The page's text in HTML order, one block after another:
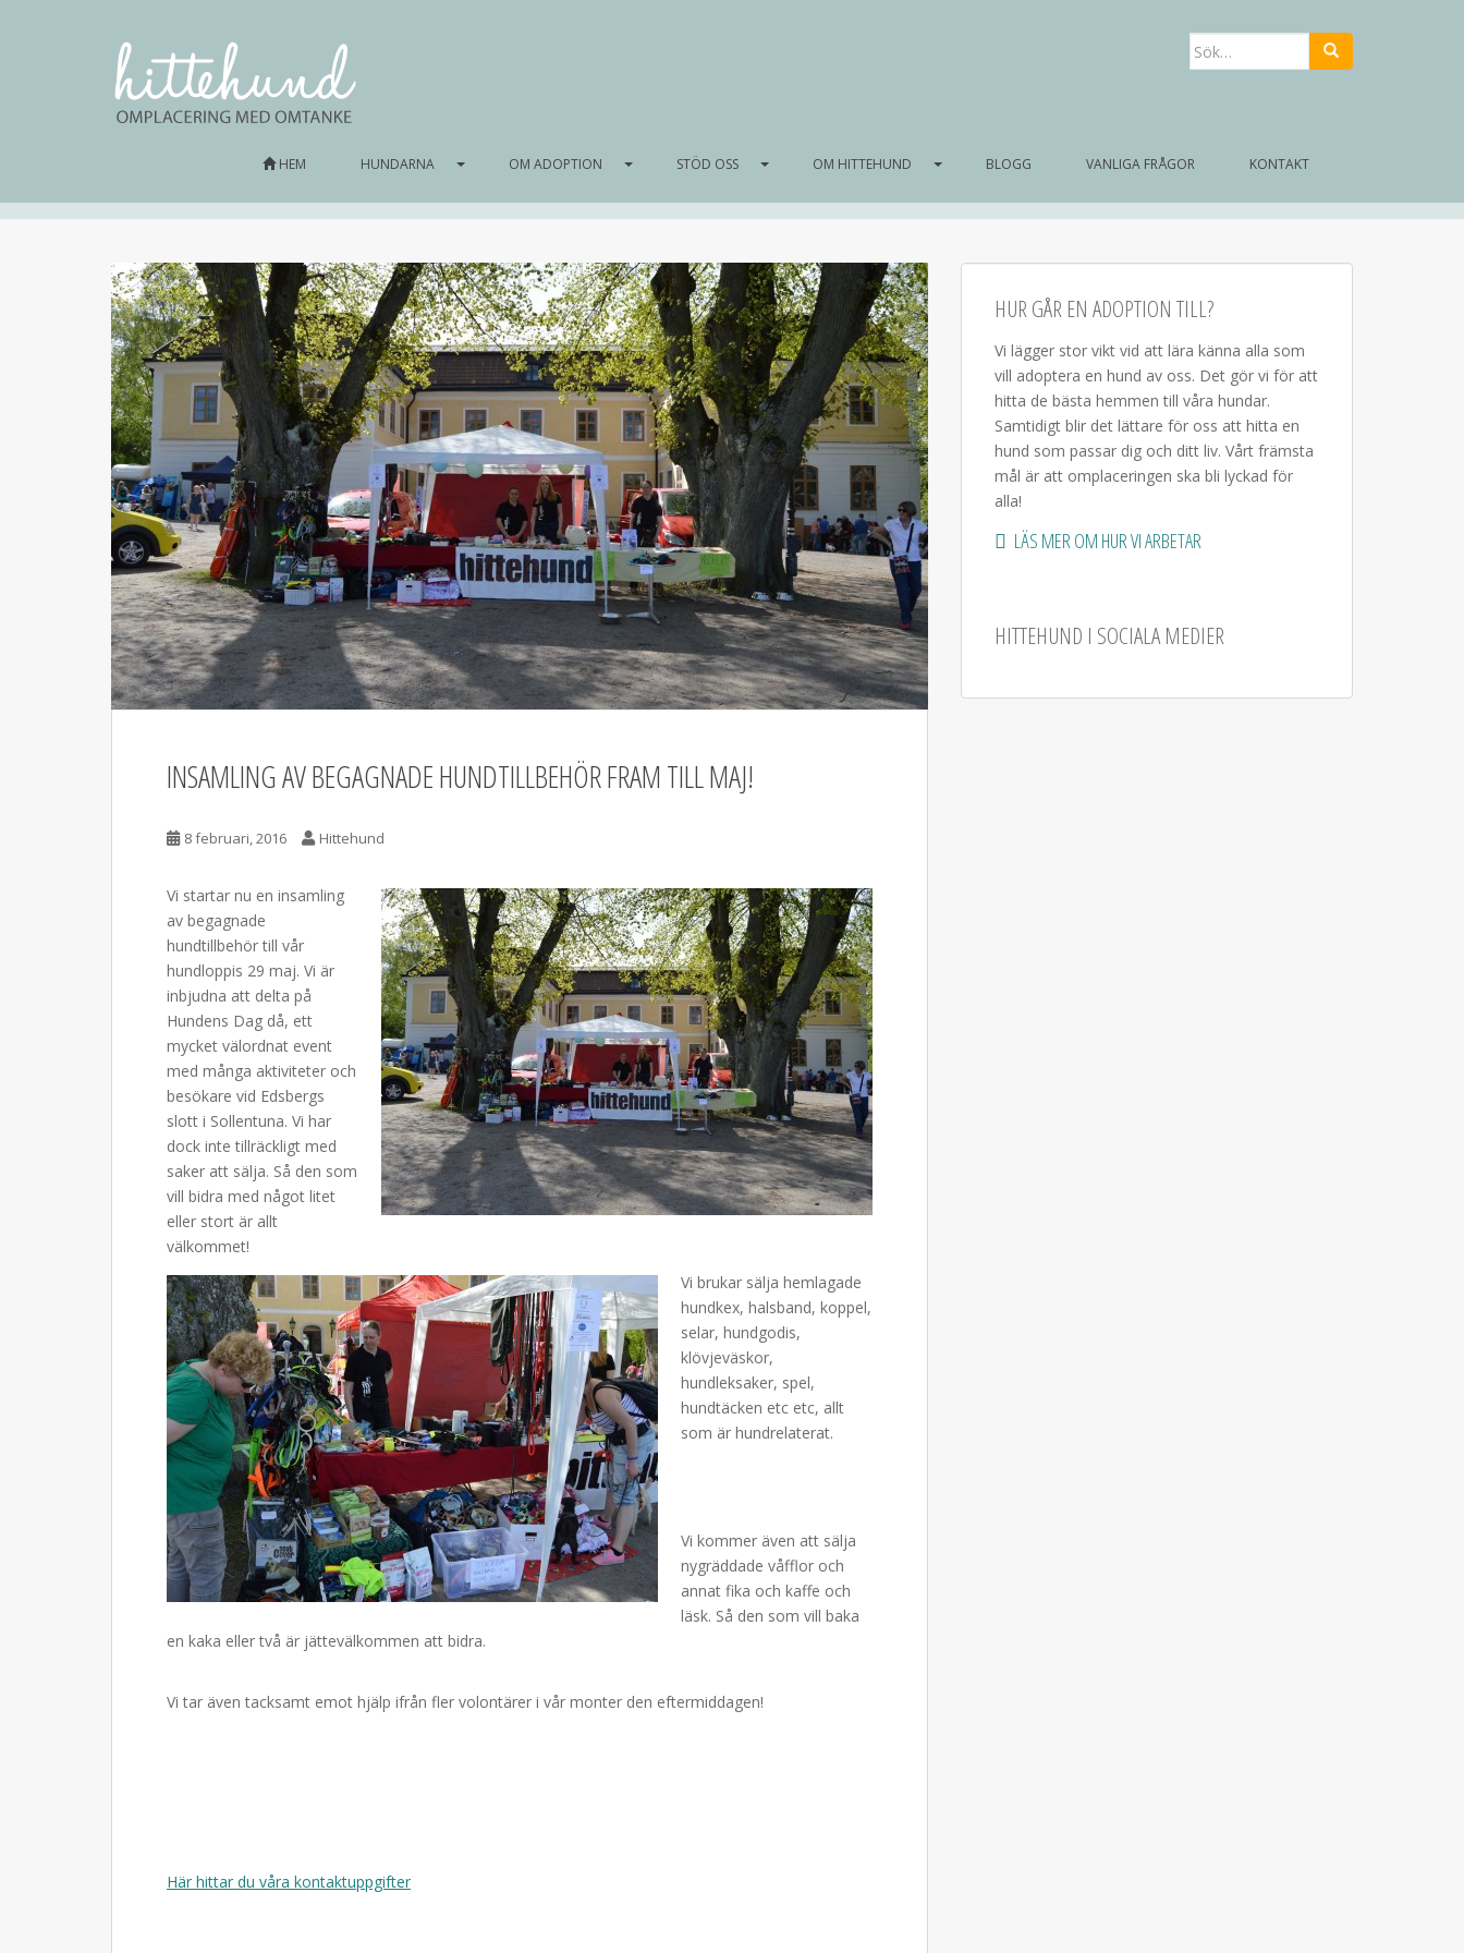
Sök
efter:
HEM HUNDARNA OM ADOPTION STÖD OSS OM HITTEHUND BLOGG VANLIGA FRÅGOR KONTAKT
INSAMLING AV BEGAGNADE HUNDTILLBEHÖR FRAM TILL MAJ!
8 februari, 2016 Hittehund
Vi startar nu en insamling
av begagnade
hundtillbehör till vår
hundloppis 29 maj. Vi är
inbjudna att delta på
Hundens Dag då, ett
mycket välordnat event
med många aktiviteter och
besökare vid Edsbergs
slott i Sollentuna. Vi har
dock inte tillräckligt med
saker att sälja. Så den som
vill bidra med något litet
eller stort är allt
välkommet!
Vi brukar sälja hemlagade
hundkex, halsband, koppel,
selar, hundgodis,
klövjeväskor,
hundleksaker, spel,
hundtäcken etc etc, allt
som är hundrelaterat.
Vi kommer även att sälja
nygräddade våfflor och
annat fika och kaffe och
läsk. Så den som vill baka
en kaka eller två är jättevälkommen att bidra.
Vi tar även tacksamt emot hjälp ifrån fler volontärer i vår monter den eftermiddagen!
Här hittar du våra kontaktuppgifter
HUR GÅR EN ADOPTION TILL?
Vi lägger stor vikt vid att lära känna alla som
vill adoptera en hund av oss. Det gör vi för att
hitta de bästa hemmen till våra hundar.
Samtidigt blir det lättare för oss att hitta en
hund som passar dig och ditt liv. Vårt främsta
mål är att omplaceringen ska bli lyckad för
alla!
LÄS MER OM HUR VI ARBETAR
HITTEHUND I SOCIALA MEDIER